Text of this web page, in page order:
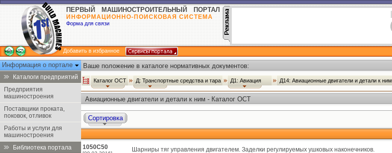
ПЕРВЫЙ МАШИНОСТРОИТЕЛЬНЫЙ ПОРТАЛ
ИНФОРМАЦИОННО-ПОИСКОВАЯ СИСТЕМА
Форма для связи
Добавить в избранное
Информация о портале
Каталоги предприятий
Предприятия
машиностроения
Поставщики проката,
поковок, отливок
Работы и услуги для
машиностроения
Библиотека портала
Ваше положение в каталоге нормативных документов:
Каталог ОСТ Д: Транспортные средства и тара Д1: Авиация Д14: Авиационные двигатели и детали к ним
Авиационные двигатели и детали к ним - Каталог ОСТ
Сортировка
1050С50
Шарниры тяг управления двигателем. Заделки регулируемых ушковых наконечников.